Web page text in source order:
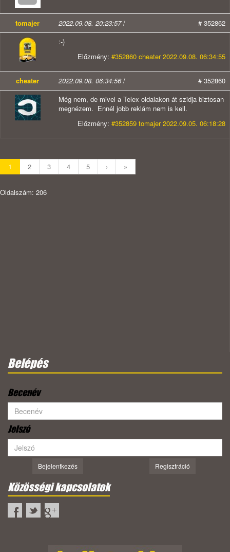
tomajer 2022.09.08. 20:23:57/
# 352862
:-)
Előzmény: #352860 cheater 2022.09.08. 06:34:55
cheater 2022.09.08. 06:34:56/
# 352860
Még nem, de mivel a Telex oldalakon át szidja biztosan
megnézem. Ennél jobb reklám nem is kell.
Előzmény: #352859 tomajer 2022.09.05. 06:18:28
1 2 3 4 5 › »
Oldalszám: 206
Belépés
Becenév
Jelszó
Bejelentkezés Regisztráció
Közösségi kapcsolatok